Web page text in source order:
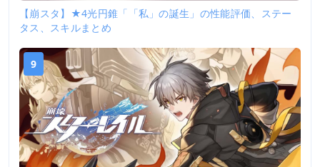
【崩スタ】★4光円錐「「私」の誕生」の性能評価、ステー
タス、スキルまとめ
9